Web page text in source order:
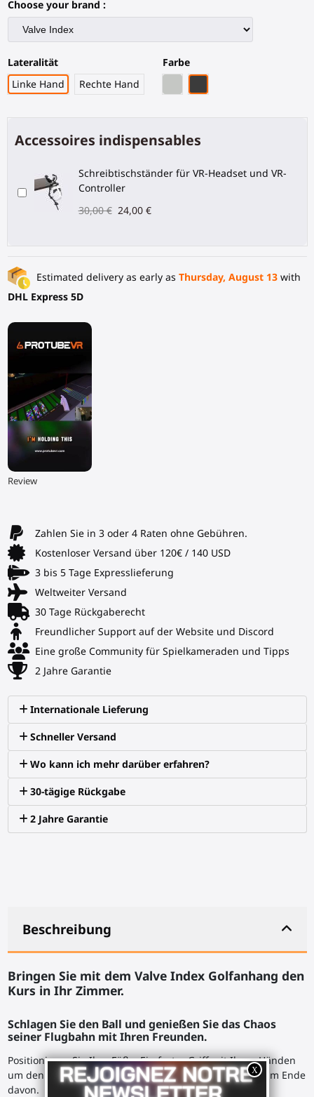
Choose your brand :
Lateralität
Linke Hand
Rechte Hand
Farbe
Accessoires indispensables
Schreibtischständer für VR-Headset und VR-
Controller
30,00 € 24,00 €
Estimated delivery as early as Thursday, August 13with
DHL Express 5D
▶
Review
Zahlen Sie in 3 oder 4 Raten ohne Gebühren.
Kostenloser Versand über 120€ / 140 USD
3 bis 5 Tage Expresslieferung
Weltweiter Versand
30 Tage Rückgaberecht
Freundlicher Support auf der Website und Discord
Eine große Community für Spielkameraden und Tipps
2 Jahre Garantie
Internationale Lieferung
Schneller Versand
Wo kann ich mehr darüber erfahren?
30-tägige Rückgabe
2 Jahre Garantie
Beschreibung
Bringen Sie mit dem Valve Index Golfanhang den
Kurs in Ihr Zimmer.
Schlagen Sie den Ball und genießen Sie das Chaos
seiner Flugbahn mit Ihren Freunden.
Positionieren Sie Ihre Füße. Ein fester Griff mit Ihren Händen
um den Golfschlägerschaft, Ihr Valve Index Controller am Ende
davon.